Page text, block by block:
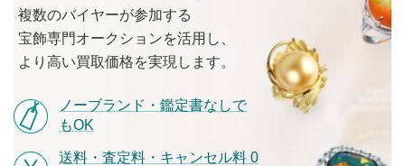
複数のバイヤーが参加する
宝飾専門オークションを活用し、
より 高い買取価格を実現します。
ノーブランド・鑑定書なしで
もOK
送料・査定料・キャンセル料 0